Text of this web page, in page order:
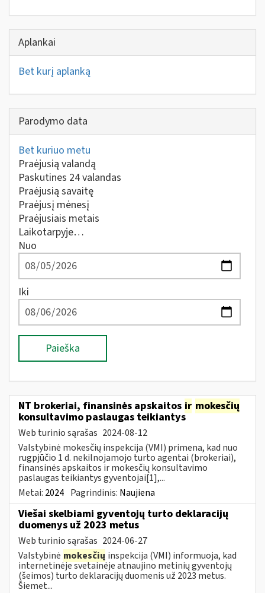
Aplankai
Bet kurį aplanką
Parodymo data
Bet kuriuo metu
Praėjusią valandą
Paskutines 24 valandas
Praėjusią savaitę
Praėjusį mėnesį
Praėjusiais metais
Laikotarpyje…
Nuo
Iki
Paieška
NT brokeriai, finansinės apskaitos ir mokesčių
konsultavimo paslaugas teikiantys
Web turinio sąrašas 2024-08-12
Valstybinė mokesčių inspekcija (VMI) primena, kad nuo
rugpjūčio 1 d. nekilnojamojo turto agentai (brokeriai),
finansinės apskaitos ir mokesčių konsultavimo
paslaugas teikiantys gyventojai[1],...
Metai: 2024 Pagrindinis: Naujiena
Viešai skelbiami gyventojų turto deklaracijų
duomenys už 2023 metus
Web turinio sąrašas 2024-06-27
Valstybinė mokesčių inspekcija (VMI) informuoja, kad
internetinėje svetainėje atnaujino metinių gyventojų
(šeimos) turto deklaracijų duomenis už 2023 metus.
Šiemet...